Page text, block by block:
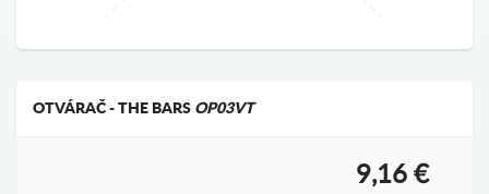
OTVÁRAČ - THE BARS OP03VT
9,16 €